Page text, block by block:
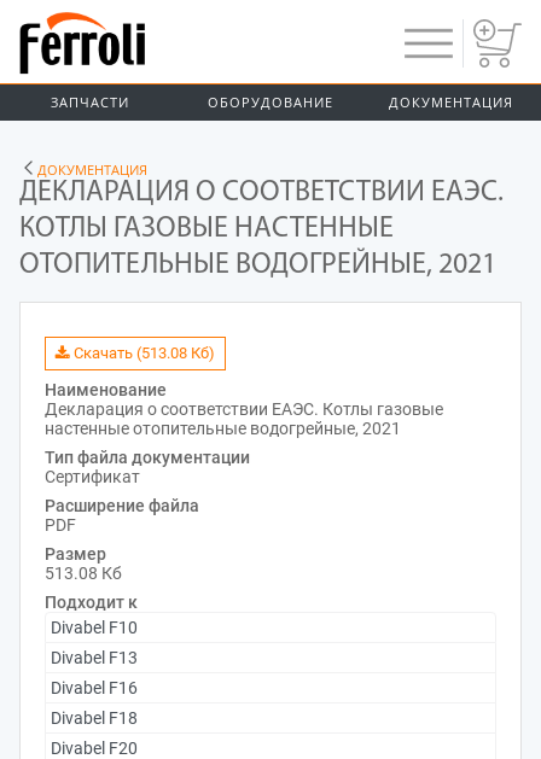
ЗАПЧАСТИ ОБОРУДОВАНИЕ ДОКУМЕНТАЦИЯ
ДОКУМЕНТАЦИЯ
ДЕКЛАРАЦИЯ О СООТВЕТСТВИИ ЕАЭС.
КОТЛЫ ГАЗОВЫЕ НАСТЕННЫЕ
ОТОПИТЕЛЬНЫЕ ВОДОГРЕЙНЫЕ, 2021
Скачать (513.08 Кб)
Наименование
Декларация о соответствии ЕАЭС. Котлы газовые
настенные отопительные водогрейные, 2021
Тип файла документации
Сертификат
Расширение файла
PDF
Размер
513.08 Кб
Подходит к
Divabel F10
Divabel F13
Divabel F16
Divabel F18
Divabel F20